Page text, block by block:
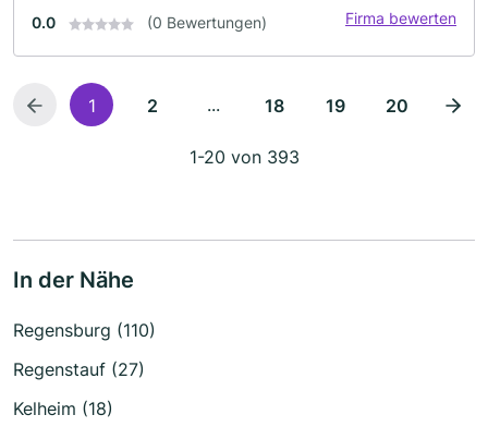
0.0 (0 Bewertungen) Firma bewerten
1 2 ... 18 19 20
1-20 von 393
In der Nähe
Regensburg (110)
Regenstauf (27)
Kelheim (18)